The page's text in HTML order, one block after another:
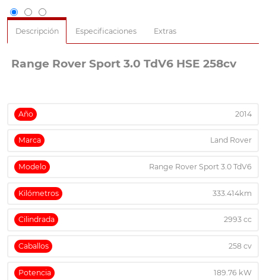
Descripción Especificaciones Extras
Range Rover Sport 3.0 TdV6 HSE 258cv
Año 2014
Marca Land Rover
Modelo Range Rover Sport 3.0 TdV6
Kilómetros 333.414km
Cilindrada 2993 cc
Caballos 258 cv
Potencia 189.76 kW